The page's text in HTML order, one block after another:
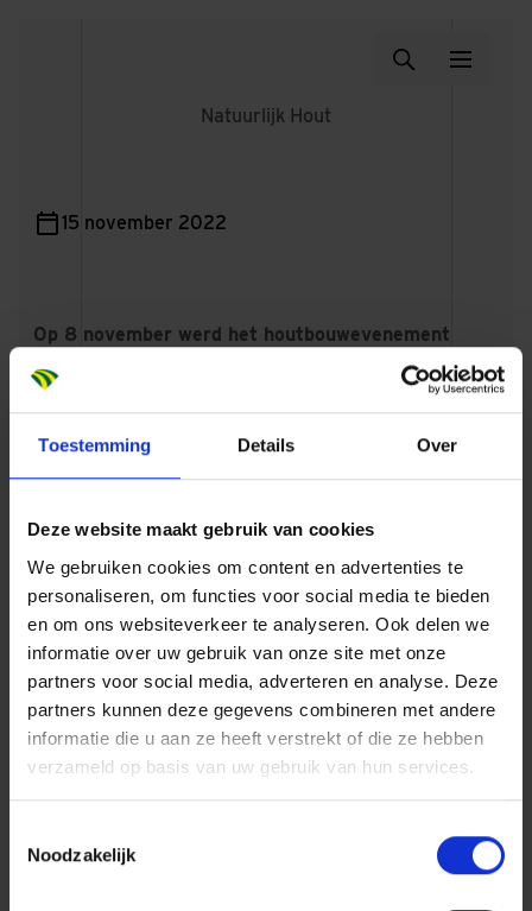
Toestemming Details Over
Deze website maakt gebruik van cookies
We gebruiken cookies om content en advertenties te
personaliseren, om functies voor social media te bieden
en om ons websiteverkeer te analyseren. Ook delen we
informatie over uw gebruik van onze site met onze
partners voor social media, adverteren en analyse. Deze
partners kunnen deze gegevens combineren met andere
informatie die u aan ze heeft verstrekt of die ze hebben
verzameld op basis van uw gebruik van hun services.
Noodzakelijk
Natuurlijk Hout
15 november 2022
Op 8 november werd het houtbouwevenement
Natuurlijk, Hout! georganiseerd. Het interactieve
evenement stond in het teken van de voordelen
van bouwen in hout. Met spreker Pablo van der
MAAK MEER
CARRIÈRESTAPPEN
Bekijk onze openstaande vacatures of lees meer
over onze projecten.
ALLE VACATURES
ONZE PROJECTEN